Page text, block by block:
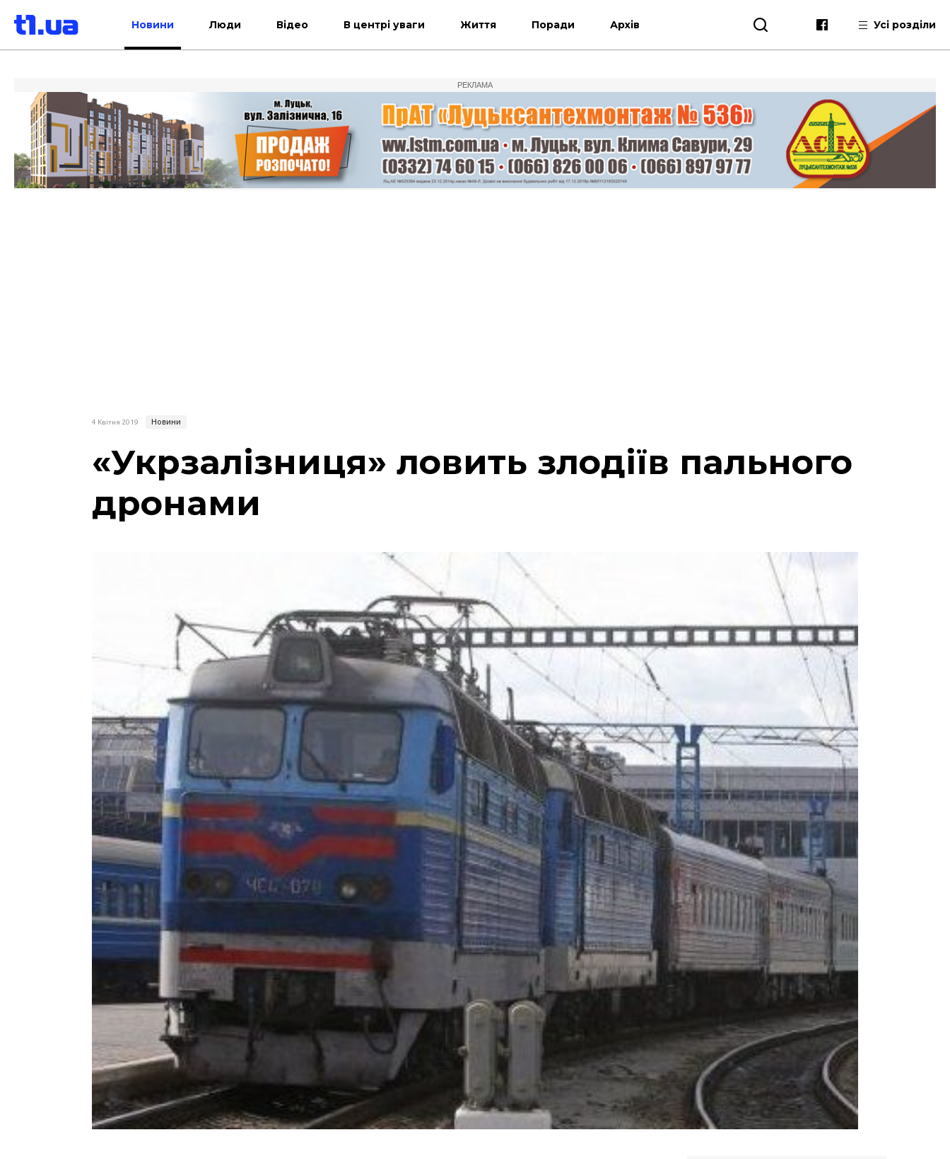
Новини Люди Відео В центрі уваги Життя Поради Архів Усі розділи
РЕКЛАМА
4 Квітня 2019 Новини
«Укрзалізниця» ловить злодіїв пального
дронами